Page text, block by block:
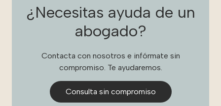
¿Necesitas ayuda de un
abogado?
Contacta con nosotros e infórmate sin
compromiso. Te ayudaremos.
Consulta sin compromiso